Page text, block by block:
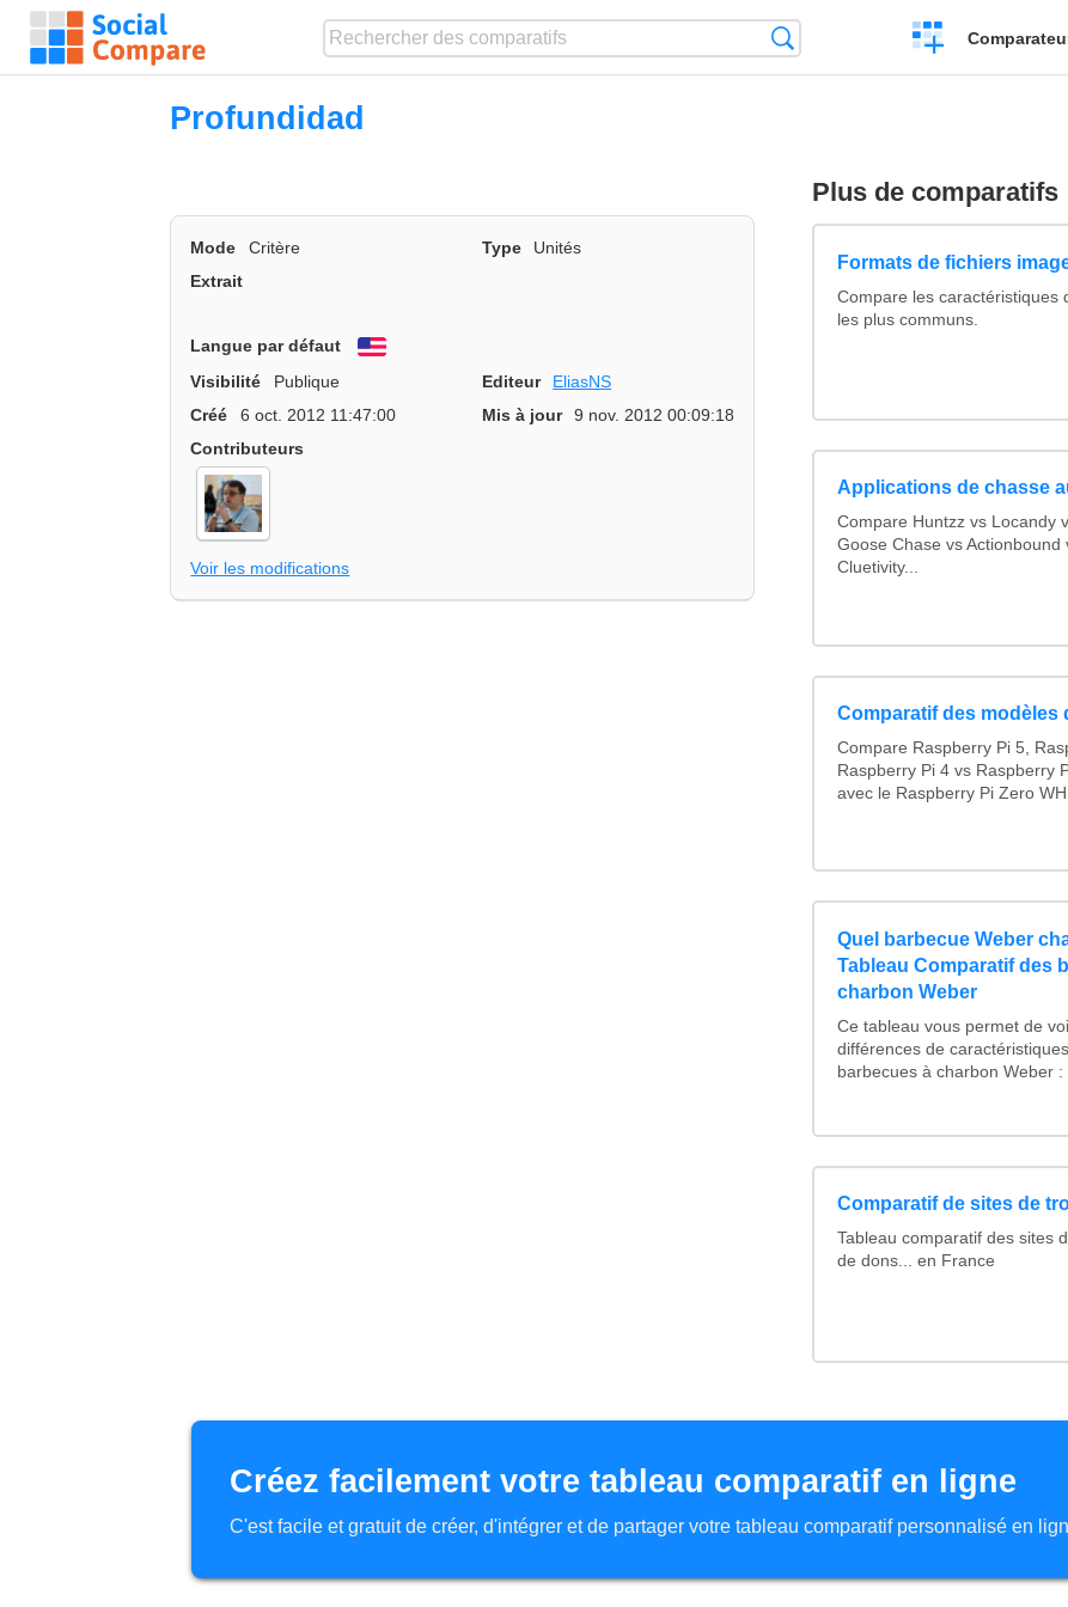
Créer
un
Profundidad
Mode Critère Type
Unités
Extrait
Langue par défaut
Visibilité
Publique Editeur
EliasNS
Créé
6 oct. 2012 11:47:00 Mis à jour
9 nov. 2012 00:09:18
Contributeurs
Voir les modifications
Plus de comparatifs
Formats de fichiers
Compare les caractéristiques
les plus communs.
Applications de chasse
Compare Huntzz vs Locandy
Goose Chase vs Actionbound
Cluetivity...
Comparatif des modèles
Compare Raspberry Pi 5,
Raspberry Pi 4 vs Raspberry
avec le Raspberry Pi Zero
Quel barbecue Weber
Tableau Comparatif des
charbon Weber
Ce tableau vous permet de
différences de
barbecues à charbon Weber :
Comparatif de sites de
Tableau comparatif des sites
de dons... en France
Créez facilement votre tableau comparatif en ligne
C'est facile et gratuit de créer, d'intégrer et de partager votre tableau comparatif personnalisé en